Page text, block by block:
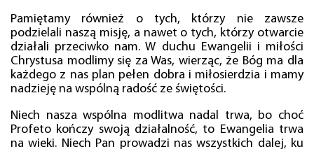
Pamiętamy również o tych, którzy nie zawsze
podzielali naszą misję, a nawet o tych, którzy otwarcie
działali przeciwko nam. W duchu Ewangelii i miłości
Chrystusa modlimy się za Was, wierząc, że Bóg ma dla
każdego z nas plan pełen dobra i miłosierdzia i mamy
nadzieję na wspólną radość ze świętości.
Niech nasza wspólna modlitwa nadal trwa, bo choć
Profeto kończy swoją działalność, to Ewangelia trwa
na wieki. Niech Pan prowadzi nas wszystkich dalej, ku